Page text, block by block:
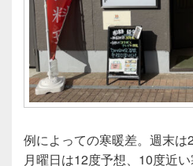
例によっての寒暖差。週末
月曜日は12度予想、10度近